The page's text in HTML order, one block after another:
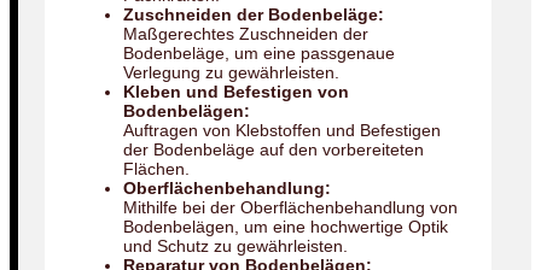
Zuschneiden der Bodenbeläge:
Maßgerechtes Zuschneiden der
Bodenbeläge, um eine passgenaue
Verlegung zu gewährleisten.
Kleben und Befestigen von
Bodenbelägen:
Auftragen von Klebstoffen und Befestigen
der Bodenbeläge auf den vorbereiteten
Flächen.
Oberflächenbehandlung:
Mithilfe bei der Oberflächenbehandlung von
Bodenbelägen, um eine hochwertige Optik
und Schutz zu gewährleisten.
Reparatur von Bodenbelägen: